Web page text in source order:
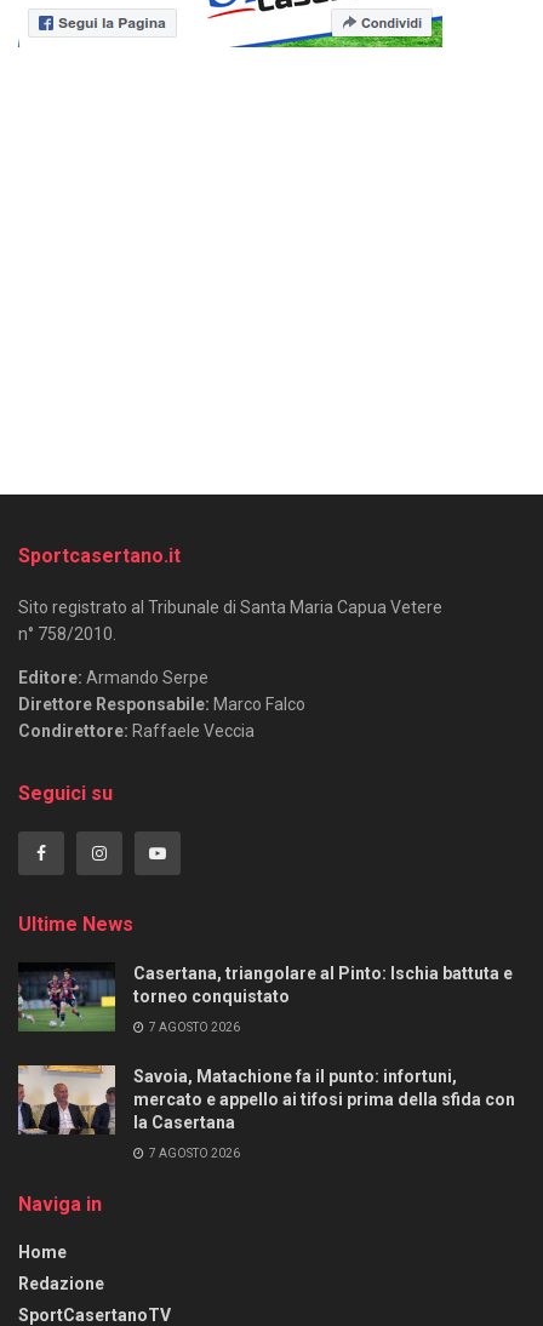
Sportcasertano.it
Sito registrato al Tribunale di Santa Maria Capua Vetere
n° 758/2010.
Editore: Armando Serpe
Direttore Responsabile: Marco Falco
Condirettore: Raffaele Veccia
Seguici su
Ultime News
Casertana, triangolare al Pinto: Ischia battuta e
torneo conquistato
7 AGOSTO 2026
Savoia, Matachione fa il punto: infortuni,
mercato e appello ai tifosi prima della sfida con
la Casertana
7 AGOSTO 2026
Naviga in
Home
Redazione
SportCasertanoTV